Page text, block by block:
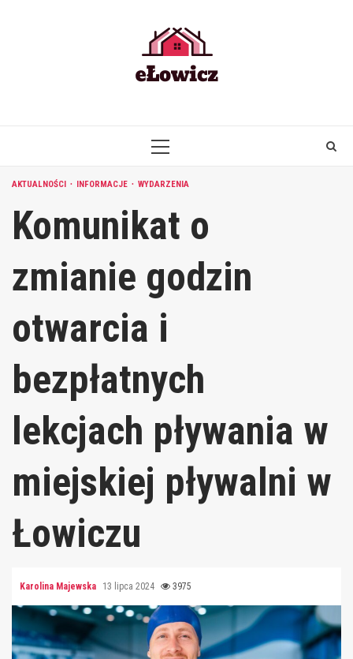
PRIMARY
AKTUALNOŚCI INFORMACJE WYDARZENIA
Komunikat o
zmianie godzin
otwarcia i
bezpłatnych
lekcjach pływania w
miejskiej pływalni w
Łowiczu
Karolina Majewska 13 lipca 2024 3975